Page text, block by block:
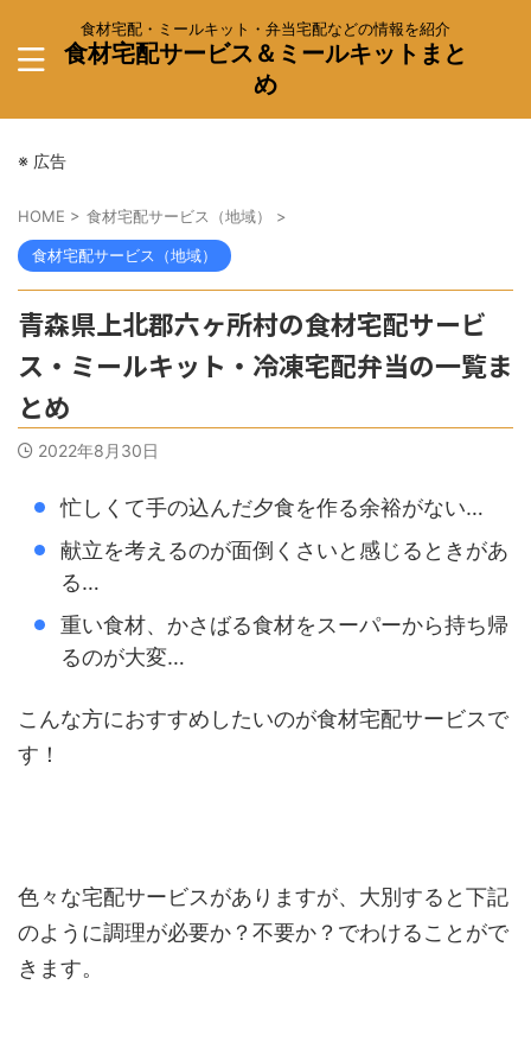
食材宅配・ミールキット・弁当宅配などの情報を紹介
食材宅配サービス＆ミールキットまと
め
※ 広告
HOME > 食材宅配サービス（地域） >
食材宅配サービス（地域）
青森県上北郡六ヶ所村の食材宅配サービ
ス・ミールキット・冷凍宅配弁当の一覧ま
とめ
2022年8月30日
忙しくて手の込んだ夕食を作る余裕がない…
献立を考えるのが面倒くさいと感じるときがあ
る…
重い食材、かさばる食材をスーパーから持ち帰
るのが大変…
こんな方におすすめしたいのが食材宅配サービスで
す！
色々な宅配サービスがありますが、大別すると下記
のように調理が必要か？不要か？でわけることがで
きます。